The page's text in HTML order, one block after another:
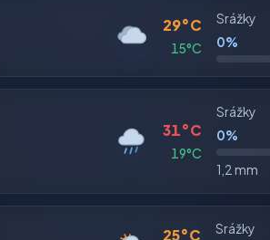
29°C
15°C
Srážky
0%
31°C
19°C
Srážky
0%
1,2 mm
25°C
Srážky